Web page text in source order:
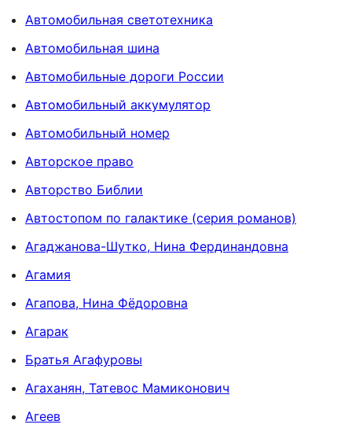
Автомобильная светотехника
Автомобильная шина
Автомобильные дороги России
Автомобильный аккумулятор
Автомобильный номер
Авторское право
Авторство Библии
Автостопом по галактике (серия романов)
Агаджанова-Шутко, Нина Фердинандовна
Агамия
Агапова, Нина Фёдоровна
Агарак
Братья Агафуровы
Агаханян, Татевос Мамиконович
Агеев